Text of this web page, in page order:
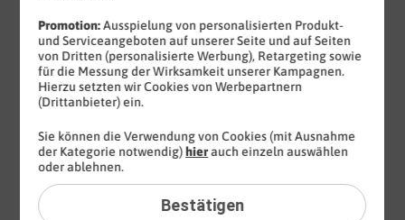
Promotion:Ausspielung von personalisierten Produkt-
und Serviceangeboten auf unserer Seite und auf Seiten
von Dritten (personalisierte Werbung), Retargeting sowie
für die Messung der Wirksamkeit unserer Kampagnen.
Hierzu setzten wir Cookies von Werbepartnern
(Drittanbieter) ein.
Sie können die Verwendung von Cookies (mit Ausnahme
der Kategorie notwendig)hierauch einzeln auswählen
oder ablehnen.
Bestätigen